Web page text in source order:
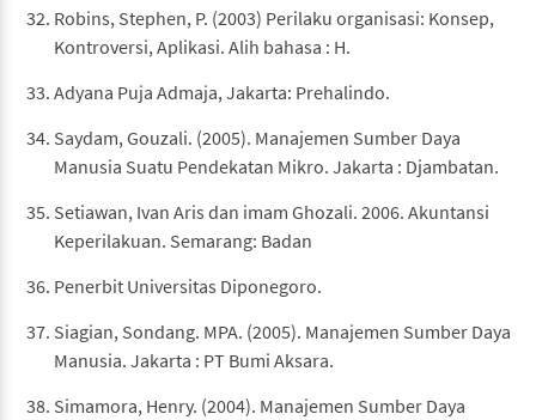
Robins, Stephen, P. (2003) Perilaku organisasi: Konsep,
Kontroversi, Aplikasi. Alih bahasa : H.
Adyana Puja Admaja, Jakarta: Prehalindo.
Saydam, Gouzali. (2005). Manajemen Sumber Daya
Manusia Suatu Pendekatan Mikro. Jakarta : Djambatan.
Setiawan, Ivan Aris dan imam Ghozali. 2006. Akuntansi
Keperilakuan. Semarang: Badan
Penerbit Universitas Diponegoro.
Siagian, Sondang. MPA. (2005). Manajemen Sumber Daya
Manusia. Jakarta : PT Bumi Aksara.
Simamora, Henry. (2004). Manajemen Sumber Daya